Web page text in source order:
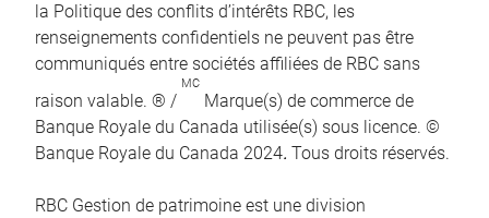
la Politique des conflits d’intérêts RBC, les
renseignements confidentiels ne peuvent pas être
communiqués entre sociétés affiliées de RBC sans
raison valable. ® /
MC
Marque(s) de commerce de
Banque Royale du Canada utilisée(s) sous licence. ©
Banque Royale du Canada 2024. Tous droits réservés.
RBC Gestion de patrimoine est une division